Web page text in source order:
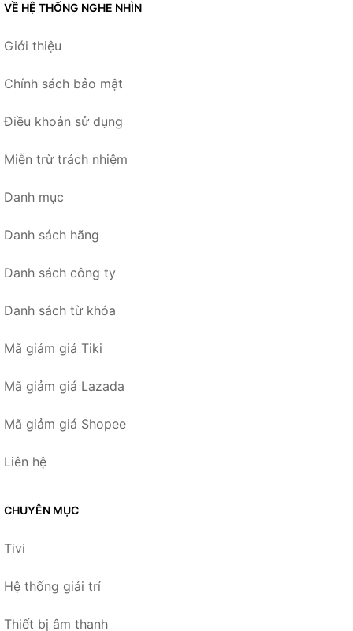
VỀ HỆ THỐNG NGHE NHÌN
Giới thiệu
Chính sách bảo mật
Điều khoản sử dụng
Miễn trừ trách nhiệm
Danh mục
Danh sách hãng
Danh sách công ty
Danh sách từ khóa
Mã giảm giá Tiki
Mã giảm giá Lazada
Mã giảm giá Shopee
Liên hệ
CHUYÊN MỤC
Tivi
Hệ thống giải trí
Thiết bị âm thanh